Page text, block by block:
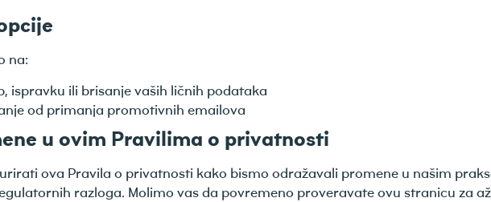
na:
ispravku ili brisanje vaših ličnih podataka
od primanja promotivnih emailova
u ovim Pravilima o privatnosti
ova Pravila o privatnosti kako bismo odražavali promene u našim
razloga. Molimo vas da povremeno proveravate ovu stranicu za